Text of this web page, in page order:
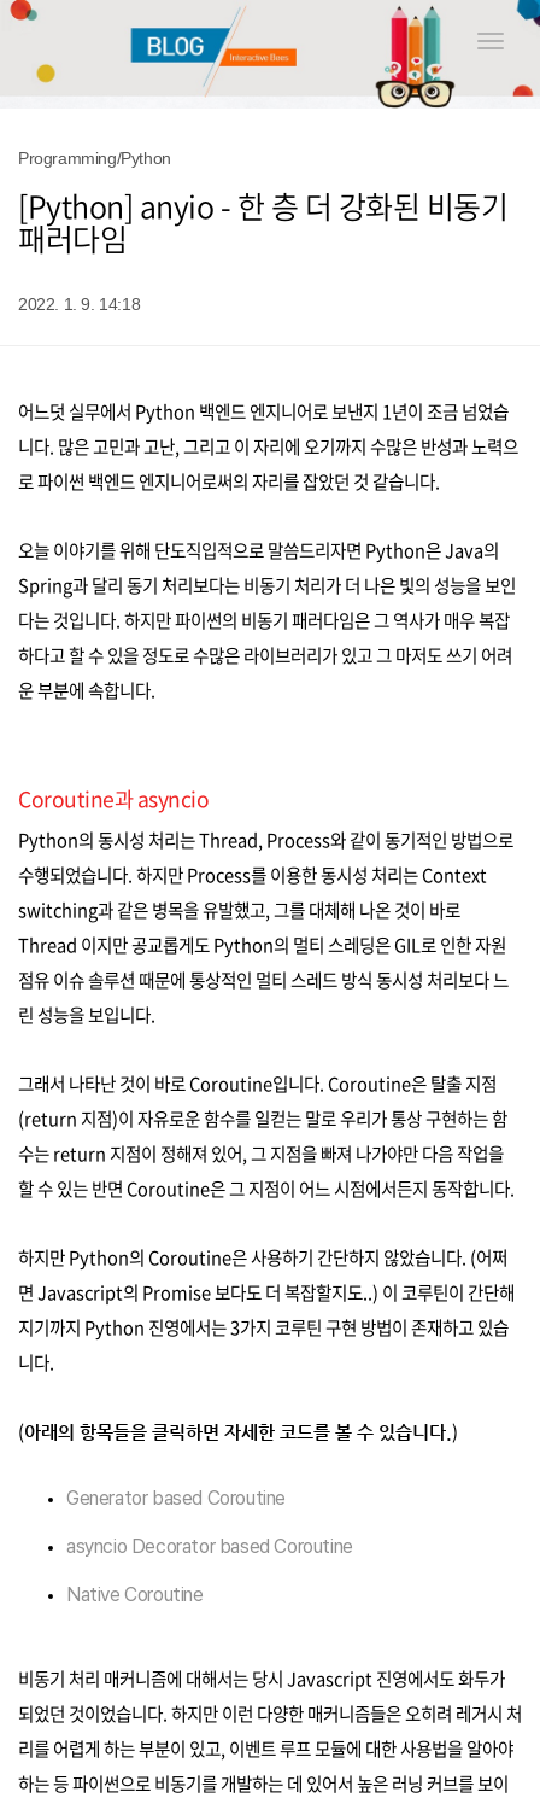
Toggle
Programming/Python
[Python] anyio - 한 층 더 강화된 비동기
패러다임
2022. 1. 9. 14:18
어느덧 실무에서 Python 백엔드 엔지니어로 보낸지 1년이 조금 넘었습
니다. 많은 고민과 고난, 그리고 이 자리에 오기까지 수많은 반성과 노력으
로 파이썬 백엔드 엔지니어로써의 자리를 잡았던 것 같습니다.
오늘 이야기를 위해 단도직입적으로 말씀드리자면 Python은 Java의
Spring과 달리 동기 처리보다는 비동기 처리가 더 나은 빛의 성능을 보인
다는 것입니다. 하지만 파이썬의 비동기 패러다임은 그 역사가 매우 복잡
하다고 할 수 있을 정도로 수많은 라이브러리가 있고 그 마저도 쓰기 어려
운 부분에 속합니다.
Coroutine과 asyncio
Python의 동시성 처리는 Thread, Process와 같이 동기적인 방법으로
수행되었습니다. 하지만 Process를 이용한 동시성 처리는 Context
switching과 같은 병목을 유발했고, 그를 대체해 나온 것이 바로
Thread 이지만 공교롭게도 Python의 멀티 스레딩은 GIL로 인한 자원
점유 이슈 솔루션 때문에 통상적인 멀티 스레드 방식 동시성 처리보다 느
린 성능을 보입니다.
그래서 나타난 것이 바로 Coroutine입니다. Coroutine은 탈출 지점
(return 지점)이 자유로운 함수를 일컫는 말로 우리가 통상 구현하는 함
수는 return 지점이 정해져 있어, 그 지점을 빠져 나가야만 다음 작업을
할 수 있는 반면 Coroutine은 그 지점이 어느 시점에서든지 동작합니다.
하지만 Python의 Coroutine은 사용하기 간단하지 않았습니다. (어쩌
면 Javascript의 Promise 보다도 더 복잡할지도..) 이 코루틴이 간단해
지기까지 Python 진영에서는 3가지 코루틴 구현 방법이 존재하고 있습
니다.
(아래의 항목들을 클릭하면 자세한 코드를 볼 수 있습니다. )
Generator based Coroutine
asyncio Decorator based Coroutine
Native Coroutine
비동기 처리 매커니즘에 대해서는 당시 Javascript 진영에서도 화두가
되었던 것이었습니다. 하지만 이런 다양한 매커니즘들은 오히려 레거시 처
리를 어렵게 하는 부분이 있고, 이벤트 루프 모듈에 대한 사용법을 알아야
하는 등 파이썬으로 비동기를 개발하는 데 있어서 높은 러닝 커브를 보이